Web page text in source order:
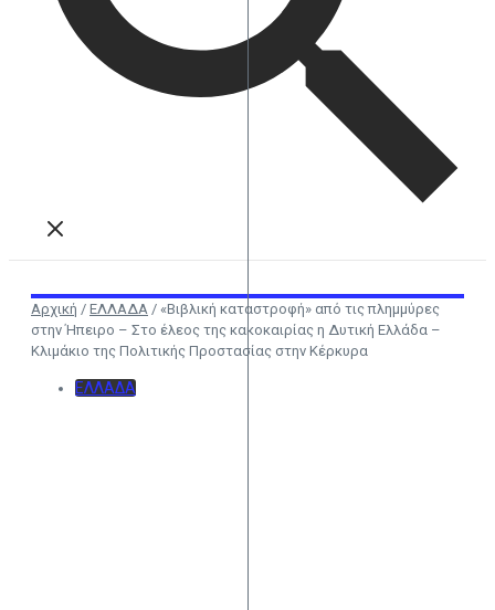
Αρχική / ΕΛΛΑΔΑ / «Βιβλική καταστροφή» από τις πλημμύρες
στην Ήπειρο – Στο έλεος της κακοκαιρίας η Δυτική Ελλάδα –
Κλιμάκιο της Πολιτικής Προστασίας στην Κέρκυρα
ΕΛΛΑΔΑ